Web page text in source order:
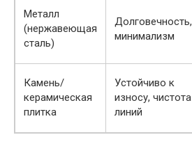
Металл
(нержавеющая
сталь)
Долговечность,
минимализм
Камень/
керамическая
плитка
Устойчиво к
износу, чистота
линий